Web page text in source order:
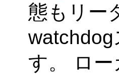
態もリー
す。 ロー